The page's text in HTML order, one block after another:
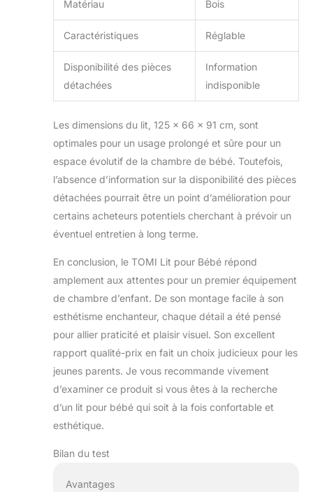
Matériau Bois
Caractéristiques Réglable
Disponibilité des pièces
détachées
Information
indisponible
Les dimensions du lit, 125 x 66 x 91 cm, sont
optimales pour un usage prolongé et sûre pour un
espace évolutif de la chambre de bébé. Toutefois,
l’absence d’information sur la disponibilité des pièces
détachées pourrait être un point d’amélioration pour
certains acheteurs potentiels cherchant à prévoir un
éventuel entretien à long terme.
En conclusion, le TOMI Lit pour Bébé répond
amplement aux attentes pour un premier équipement
de chambre d’enfant. De son montage facile à son
esthétisme enchanteur, chaque détail a été pensé
pour allier praticité et plaisir visuel. Son excellent
rapport qualité-prix en fait un choix judicieux pour les
jeunes parents. Je vous recommande vivement
d’examiner ce produit si vous êtes à la recherche
d’un lit pour bébé qui soit à la fois confortable et
esthétique.
Bilan du test
Avantages